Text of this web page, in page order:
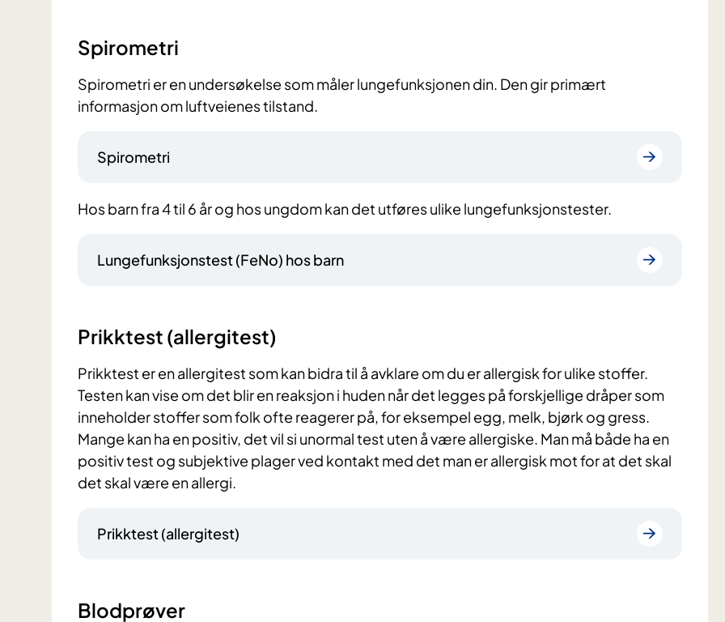
Spirometri
Spirometri er en undersøkelse som måler lungefunksjonen din. Den gir primært
informasjon om luftveienes tilstand.
Spirometri
Hos barn fra 4 til 6 år og hos ungdom kan det utføres ulike lungefunksjonstester.
Lungefunksjonstest (FeNo) hos barn
Prikktest (allergitest)
Prikktest er en allergitest som kan bidra til å avklare om du er allergisk for ulike stoffer.
Testen kan vise om det blir en reaksjon i huden når det legges på forskjellige dråper som
inneholder stoffer som folk ofte reagerer på, for eksempel egg, melk, bjørk og gress.
Mange kan ha en positiv, det vil si unormal test uten å være allergiske. Man må både ha en
positiv test og subjektive plager ved kontakt med det man er allergisk mot for at det skal
det skal være en allergi.
Prikktest (allergitest)
Blodprøver